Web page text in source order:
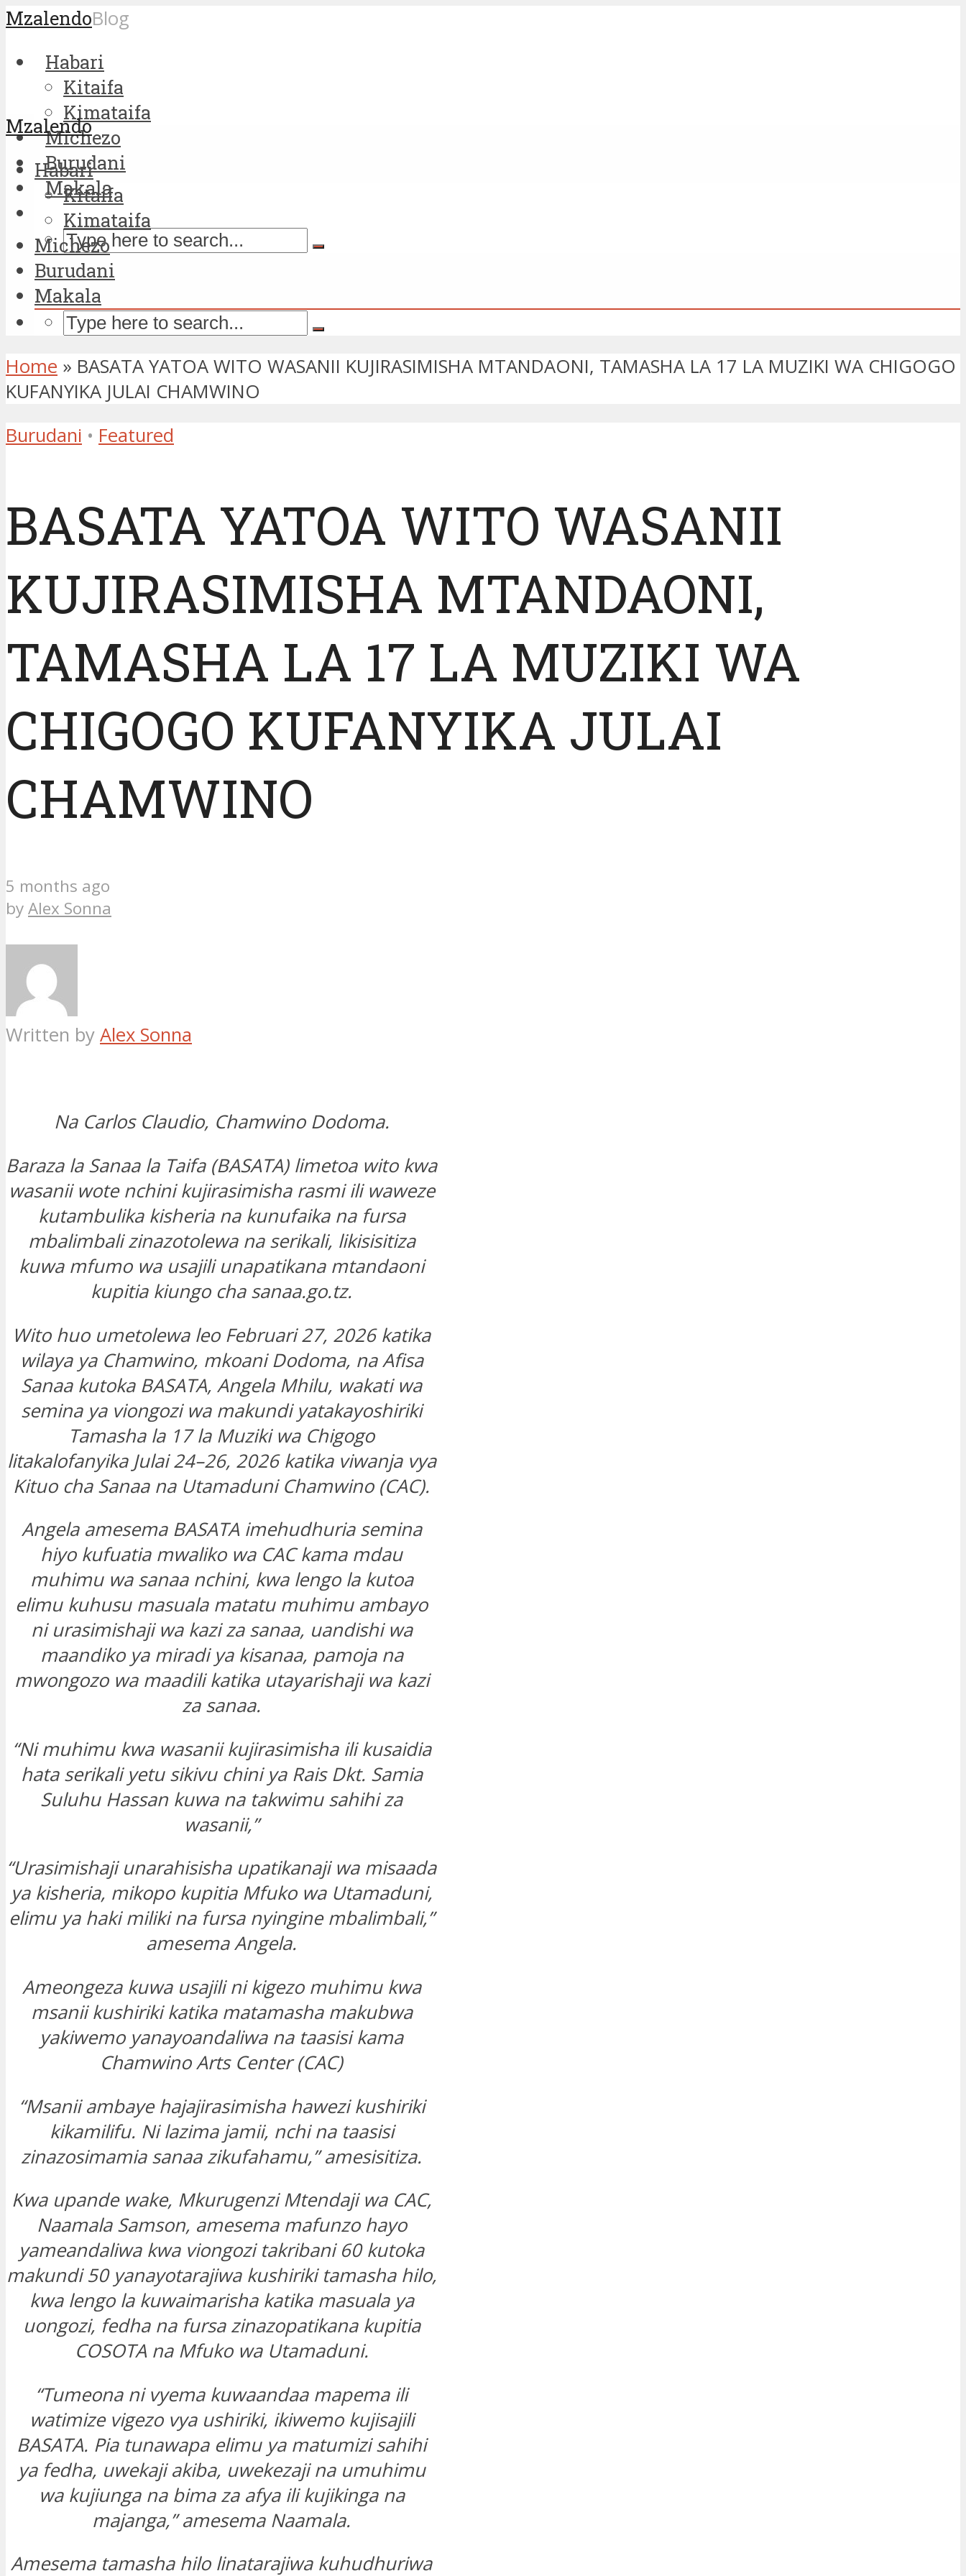
MzalendoBlog
Habari
Kitaifa
Kimataifa
Michezo
Burudani
Makala
Mzalendo
Habari
Kitaifa
Kimataifa
Michezo
Burudani
Makala
Home » BASATA YATOA WITO WASANII KUJIRASIMISHA MTANDAONI, TAMASHA LA 17 LA MUZIKI WA CHIGOGO
KUFANYIKA JULAI CHAMWINO
Burudani • Featured
BASATA YATOA WITO WASANII
KUJIRASIMISHA MTANDAONI,
TAMASHA LA 17 LA MUZIKI WA
CHIGOGO KUFANYIKA JULAI
CHAMWINO
5 months ago
byAlex Sonna
Written by Alex Sonna
Na Carlos Claudio, Chamwino Dodoma.
Baraza la Sanaa la Taifa (BASATA) limetoa wito kwa
wasanii wote nchini kujirasimisha rasmi ili waweze
kutambulika kisheria na kunufaika na fursa
mbalimbali zinazotolewa na serikali, likisisitiza
kuwa mfumo wa usajili unapatikana mtandaoni
kupitia kiungo cha sanaa.go.tz.
Wito huo umetolewa leo Februari 27, 2026 katika
wilaya ya Chamwino, mkoani Dodoma, na Afisa
Sanaa kutoka BASATA, Angela Mhilu, wakati wa
semina ya viongozi wa makundi yatakayoshiriki
Tamasha la 17 la Muziki wa Chigogo
litakalofanyika Julai 24–26, 2026 katika viwanja vya
Kituo cha Sanaa na Utamaduni Chamwino (CAC).
Angela amesema BASATA imehudhuria semina
hiyo kufuatia mwaliko wa CAC kama mdau
muhimu wa sanaa nchini, kwa lengo la kutoa
elimu kuhusu masuala matatu muhimu ambayo
ni urasimishaji wa kazi za sanaa, uandishi wa
maandiko ya miradi ya kisanaa, pamoja na
mwongozo wa maadili katika utayarishaji wa kazi
za sanaa.
“Ni muhimu kwa wasanii kujirasimisha ili kusaidia
hata serikali yetu sikivu chini ya Rais Dkt. Samia
Suluhu Hassan kuwa na takwimu sahihi za
wasanii,”
“Urasimishaji unarahisisha upatikanaji wa misaada
ya kisheria, mikopo kupitia Mfuko wa Utamaduni,
elimu ya haki miliki na fursa nyingine mbalimbali,”
amesema Angela.
Ameongeza kuwa usajili ni kigezo muhimu kwa
msanii kushiriki katika matamasha makubwa
yakiwemo yanayoandaliwa na taasisi kama
Chamwino Arts Center (CAC)
“Msanii ambaye hajajirasimisha hawezi kushiriki
kikamilifu. Ni lazima jamii, nchi na taasisi
zinazosimamia sanaa zikufahamu,” amesisitiza.
Kwa upande wake, Mkurugenzi Mtendaji wa CAC,
Naamala Samson, amesema mafunzo hayo
yameandaliwa kwa viongozi takribani 60 kutoka
makundi 50 yanayotarajiwa kushiriki tamasha hilo,
kwa lengo la kuwaimarisha katika masuala ya
uongozi, fedha na fursa zinazopatikana kupitia
COSOTA na Mfuko wa Utamaduni.
“Tumeona ni vyema kuwaandaa mapema ili
watimize vigezo vya ushiriki, ikiwemo kujisajili
BASATA. Pia tunawapa elimu ya matumizi sahihi
ya fedha, uwekaji akiba, uwekezaji na umuhimu
wa kujiunga na bima za afya ili kujikinga na
majanga,” amesema Naamala.
Amesema tamasha hilo linatarajiwa kuhudhuriwa